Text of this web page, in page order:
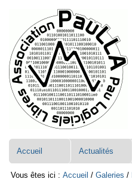
contenu.
Aller
à
la
navigation
Accueil Actualités
Vous êtes ici : Accueil /Galeries /